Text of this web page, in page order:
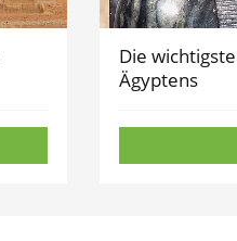
Die
Ägyptens